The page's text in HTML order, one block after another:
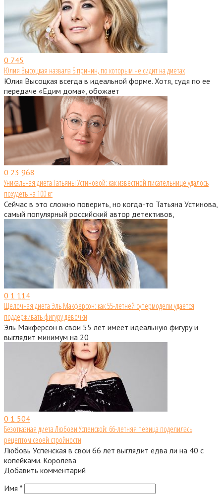
0 745
Юлия Высоцкая назвала 5 причин, по которым не сидит на диетах
Юлия Высоцкая всегда в идеальной форме. Хотя, судя по ее
передаче «Едим дома», обожает
0 23 968
Уникальная диета Татьяны Устиновой: как известной писательнице удалось
похудеть на 100 кг
Сейчас в это сложно поверить, но когда-то Татьяна Устинова,
самый популярный российский автор детективов,
0 1 114
Щелочная диета Эль Макферсон: как 55-летней супермодели удается
поддерживать фигуру девочки
Эль Макферсон в свои 55 лет имеет идеальную фигуру и
выглядит минимум на 20
0 1 504
Безотказная диета Любови Успенской: 66-летняя певица поделилась
рецептом своей стройности
Любовь Успенская в свои 66 лет выглядит едва ли на 40 с
копейками. Королева
Добавить комментарий
Имя *